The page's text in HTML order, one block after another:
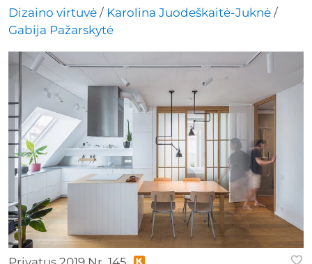
Dizaino virtuvė / Karolina Juodeškaitė-Juknė /
Gabija Pažarskytė